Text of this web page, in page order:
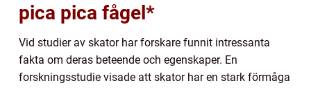
pica pica fågel*
Vid studier av skator har forskare funnit intressanta
fakta om deras beteende och egenskaper. En
forskningsstudie visade att skator har en stark förmåga